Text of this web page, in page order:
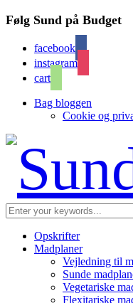
Følg Sund på Budget
facebook
instagram
cart
Bag bloggen
Cookie og
Opskrifter
Madplaner
Vejledning til
Sunde
Vegetariske
Flexitariske